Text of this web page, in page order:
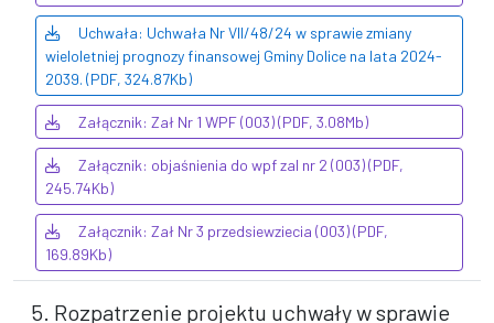
Uchwała: Uchwała Nr VII/48/24 w sprawie zmiany
wieloletniej prognozy finansowej Gminy Dolice na lata 2024-
2039. (PDF, 324.87Kb)
Załącznik: Zał Nr 1 WPF (003) (PDF, 3.08Mb)
Załącznik: objaśnienia do wpf zal nr 2 (003) (PDF,
245.74Kb)
Załącznik: Zał Nr 3 przedsiewziecia (003) (PDF,
169.89Kb)
5. Rozpatrzenie projektu uchwały w sprawie